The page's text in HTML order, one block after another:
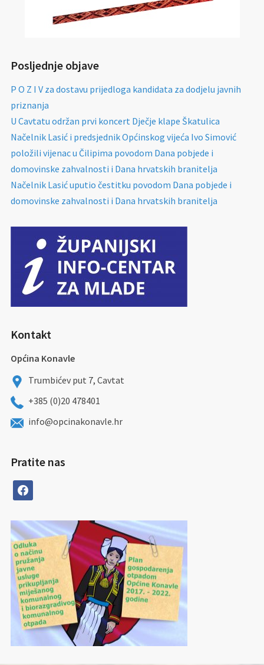
Posljednje objave
P O Z I V za dostavu prijedloga kandidata za dodjelu javnih
priznanja
U Cavtatu održan prvi koncert Dječje klape Škatulica
Načelnik Lasić i predsjednik Općinskog vijeća Ivo Simović
položili vijenac u Čilipima povodom Dana pobjede i
domovinske zahvalnosti i Dana hrvatskih branitelja
Načelnik Lasić uputio čestitku povodom Dana pobjede i
domovinske zahvalnosti i Dana hrvatskih branitelja
Kontakt
Općina Konavle
Trumbićev put 7, Cavtat
+385 (0)20 478401
info@opcinakonavle.hr
Pratite nas
facebook